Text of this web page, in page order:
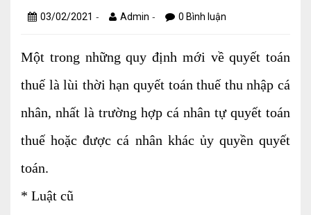
DỊCH VỤ
Dịch vụ Đại lý thuế
Làm thủ tục về thuế trọn gói
Kiểm soát rủi ro về thuế
Quyết toán thuế
Lập hồ sơ ban đầu
Tư vấn thuế
03/02/2021 - Admin - 0 Bình luận
Một trong những quy định mới về quyết toán
thuế là lùi thời hạn quyết toán thuế thu nhập cá
nhân, nhất là trường hợp cá nhân tự quyết toán
thuế hoặc được cá nhân khác ủy quyền quyết
toán.
* Luật cũ